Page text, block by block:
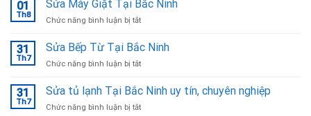
01
Th8
Sửa Máy Giặt Tại Bắc Ninh
Chức năng bình luận bị tắtở
Máy
Tại
Ninh
31
Th7
Sửa Bếp Từ Tại Bắc Ninh
Chức năng bình luận bị tắtở
Bếp
Tại
31
Th7
Sửa tủ lạnh Tại Bắc Ninh uy tín, chuyên nghiệp
Chức năng bình luận bị tắtở